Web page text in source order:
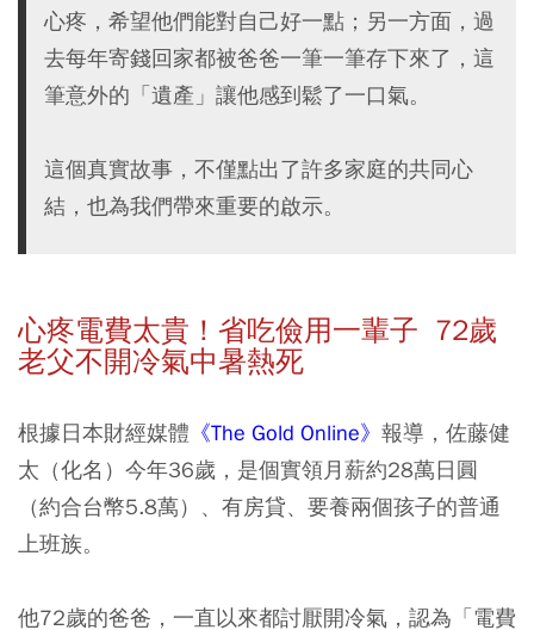
心疼，希望他們能對自己好一點；另一方面，過
去每年寄錢回家都被爸爸一筆一筆存下來了，這
筆意外的「遺產」讓他感到鬆了一口氣。
這個真實故事，不僅點出了許多家庭的共同心
結，也為我們帶來重要的啟示。
心疼電費太貴！省吃儉用一輩子 72歲
老父不開冷氣中暑熱死
根據日本財經媒體 《The Gold Online》 報導，佐藤健
太（化名）今年36歲，是個實領月薪約28萬日圓
（約合台幣5.8萬）、有房貸、要養兩個孩子的普通
上班族。
他72歲的爸爸，一直以來都討厭開冷氣，認為「電費